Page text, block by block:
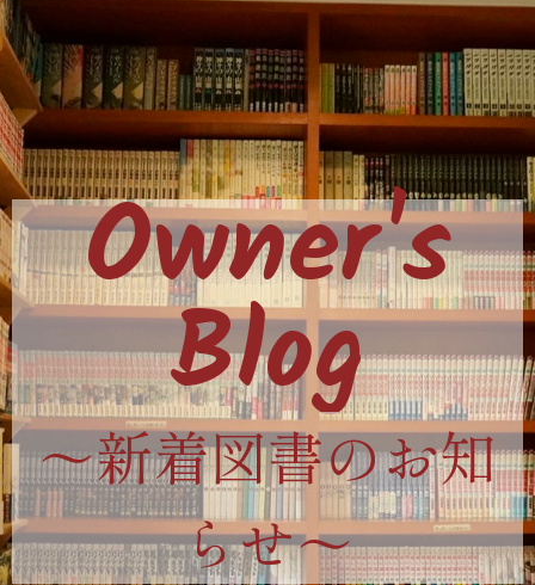
Owner's
Blog
〜新着図書のお知
らせ〜